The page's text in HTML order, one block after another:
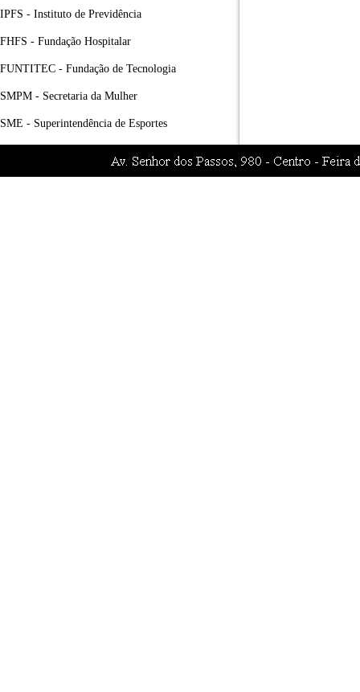
IPFS - Instituto de Previdência
FHFS - Fundação Hospitalar
FUNTITEC - Fundação de Tecnologia
SMPM - Secretaria da Mulher
SME - Superintendência de Esportes